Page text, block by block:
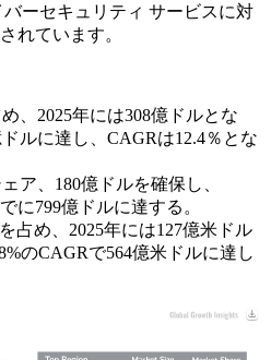
バーセキュリティ サービスに対
れています。
、2025年には308億ドルとな
ルに達し、CAGRは12.4％とな
ア、180億ドルを確保し、
に799億ドルに達する。
占め、2025年には127億米ドル
のCAGRで564億米ドルに達し